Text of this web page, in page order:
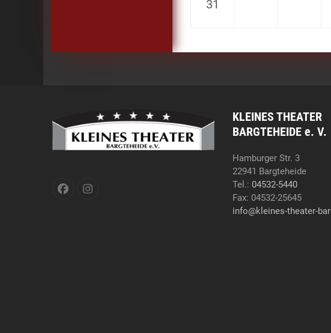
31
FacebookInstagram
KLEINES THEATER
BARGTEHEIDE e. V.
Hamburger Str. 3
22941 Bargteheide
Tel.: 04532-5440
Fax: 04532-25645
info@kleines-theater-